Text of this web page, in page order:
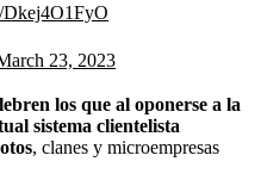
Dkej4O1FyO
23, 2023
los que al oponerse a la
sistema clientelista
, clanes y microempresas